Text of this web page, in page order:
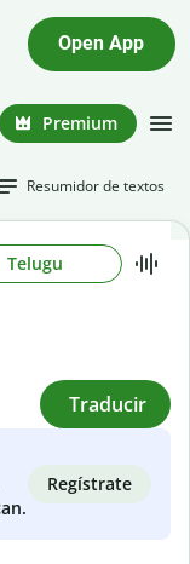
Open App
Premium
Resumidor de textos
Telugu
Traducir
Regístrate